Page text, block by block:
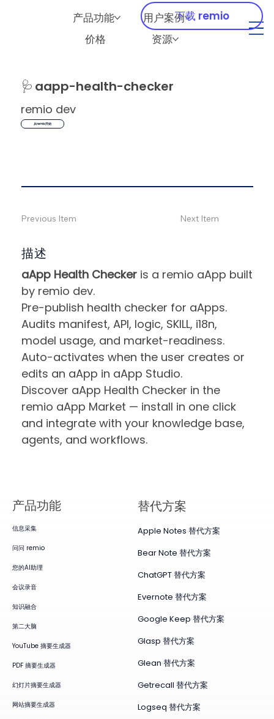
产品功能
用户案例
价格
资源
下载 remio
🩺 aapp-health-checker
remio dev
从remio开始
描述
aApp Health Checker is a remio aApp built
by remio dev.
Pre-publish health checker for aApps.
Audits manifest, API, logic, SKILL, i18n,
model usage, and market-readiness.
Auto-activates when the user creates or
edits an aApp in aApp Studio.
Discover aApp Health Checker in the
remio aApp Market — install in one click
and integrate with your knowledge base,
agents, and workflows.
Previous Item Next Item
产品​功能
信息采集
问问 remio
您的AI助理
会议录音
知识融合
第二大脑
YouTube 摘要生成器
PDF 摘要生成器
幻灯片摘要生成器
网站摘要生成器
替代方案
Apple Notes 替代方案
Bear Note 替代方案
ChatGPT 替代方案
Evernote 替代方案
Google Keep 替代方案
Glasp 替代方案
Glean 替代方案
Getrecall 替代方案
Logseq 替代方案